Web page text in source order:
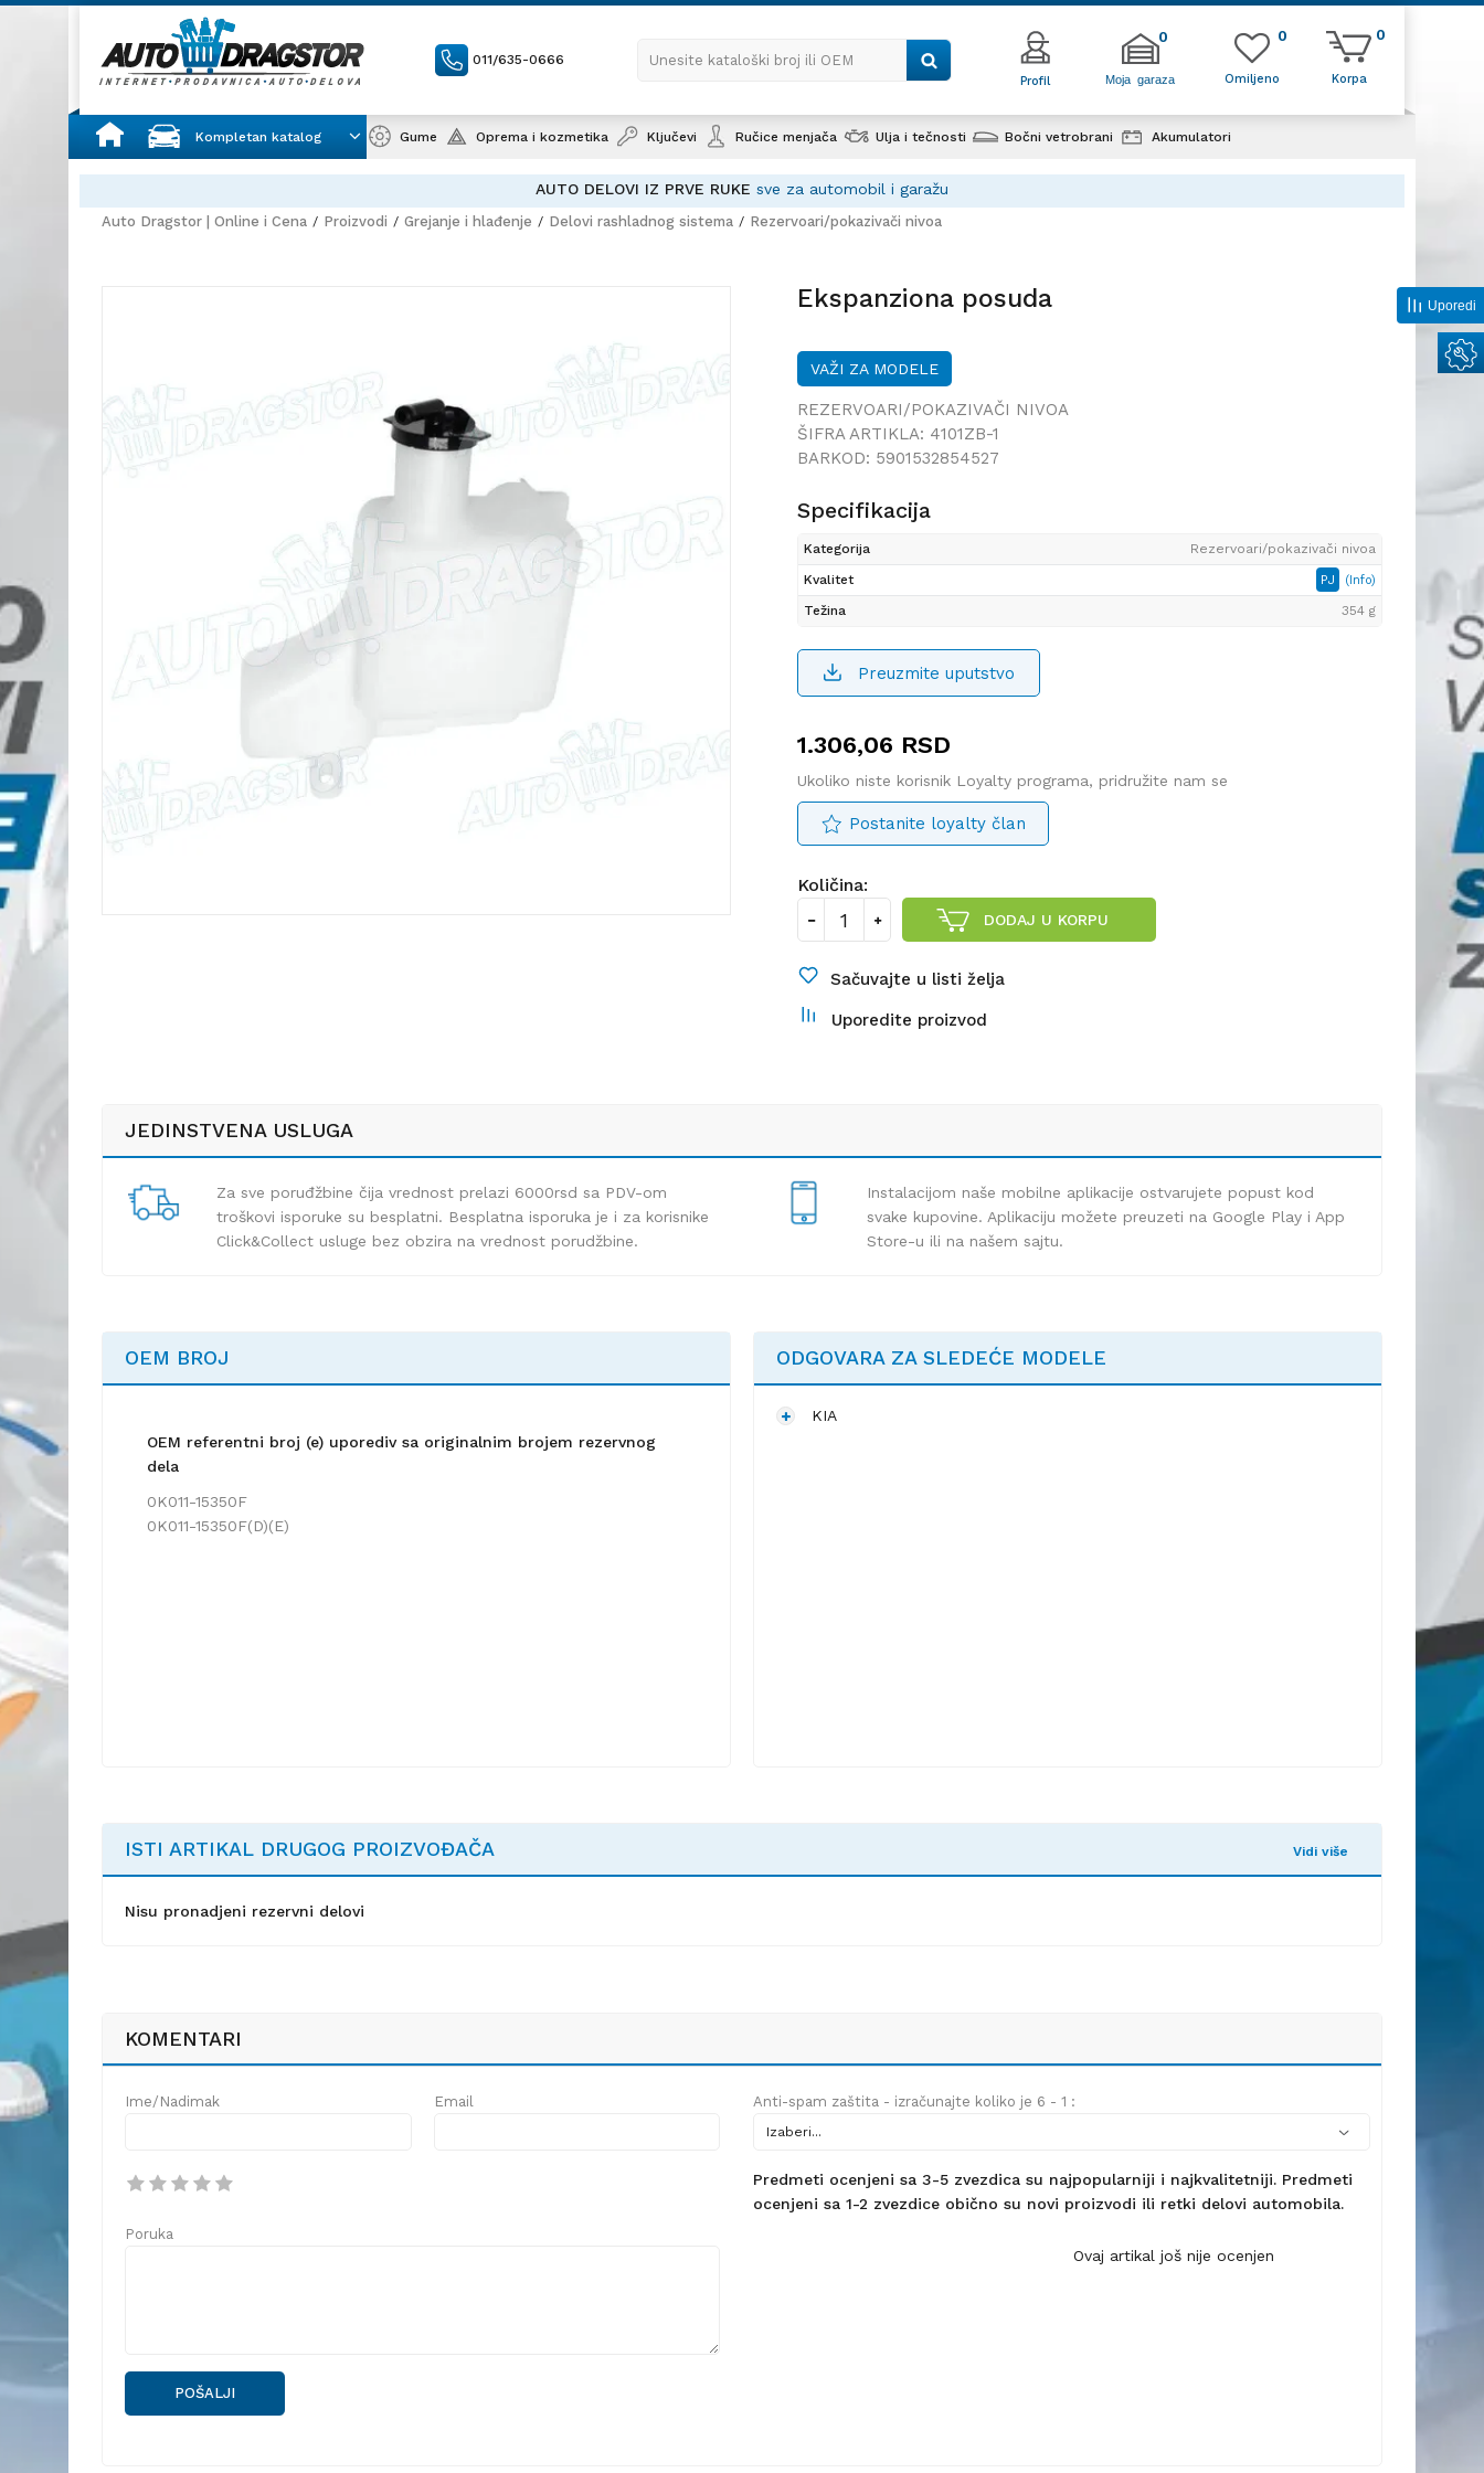
011/635-0666 Unesite kataloški broj ili OEM
Profil Moja garaza
0
Korpa
0
Omiljeno
0
Kompletan katalog Gume Oprema i kozmetika Ključevi Ručice menjača Ulja i tečnosti Bočni vetrobrani Akumulatori
AUTO DELOVI IZ PRVE RUKE sve za automobil i garažu
Auto Dragstor | Online i Cena Proizvodi Grejanje i hlađenje Delovi rashladnog sistema Rezervoari/pokazivači nivoa
Ekspanziona posuda
VAŽI ZA MODELE
REZERVOARI/POKAZIVAČI NIVOA
ŠIFRA ARTIKLA: 4101ZB-1
BARKOD: 5901532854527
Specifikacija
Kategorija
Rezervoari/pokazivači nivoa
Kvalitet
PJ (Info)
Težina 354 g
Preuzmite uputstvo
1.306,06 RSD
Ukoliko niste korisnik Loyalty programa, pridružite nam se
Postanite loyalty član
Količina:
DODAJ U KORPU
Sačuvajte u listi želja
Uporedite proizvod
JEDINSTVENA USLUGA
Za sve poruđžbine čija vrednost prelazi 6000rsd sa PDV-om
troškovi isporuke su besplatni. Besplatna isporuka je i za korisnike
Click&Collect usluge bez obzira na vrednost porudžbine.
Instalacijom naše mobilne aplikacije ostvarujete popust kod
svake kupovine. Aplikaciju možete preuzeti na Google Play i App
Store-u ili na našem sajtu.
OEM BROJ
OEM referentni broj (e) uporediv sa originalnim brojem rezervnog
dela
0K011-15350F
0K011-15350F(D)(E)
ODGOVARA ZA SLEDEĆE MODELE
KIA
ISTI ARTIKAL DRUGOG PROIZVOĐAČA Vidi više
Nisu pronadjeni rezervni delovi
KOMENTARI
Ime/Nadimak Email
Poruka
POŠALJI
Anti-spam zaštita - izračunajte koliko je 6 - 1 :
Predmeti ocenjeni sa 3-5 zvezdica su najpopularniji i najkvalitetniji. Predmeti
ocenjeni sa 1-2 zvezdice obično su novi proizvodi ili retki delovi automobila.
Ovaj artikal još nije ocenjen
Uporedi